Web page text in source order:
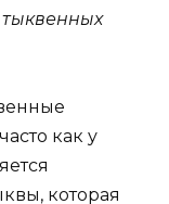
как у
которая